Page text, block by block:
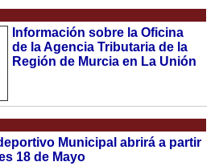
Información sobre la Oficina
de la Agencia Tributaria de la
Región de Murcia en La Unión
Municipal abrirá a partir
18 de Mayo